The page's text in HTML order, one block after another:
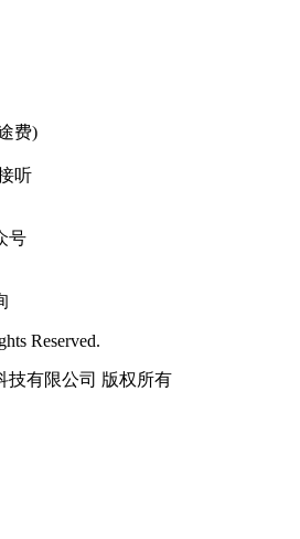
费)
听
号
Reserved.
技有限公司 版权所有